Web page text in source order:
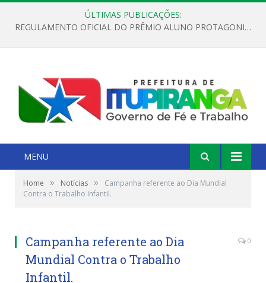
ÚLTIMAS PUBLICAÇÕES:
REGULAMENTO OFICIAL DO PRÊMIO ALUNO PROTAGONISTA – EDIÇÃO 2026
MENU
Home » Notícias »
Campanha referente ao Dia Mundial
Contra o Trabalho Infantil.
Campanha referente ao Dia
Mundial Contra o Trabalho
Infantil.
0